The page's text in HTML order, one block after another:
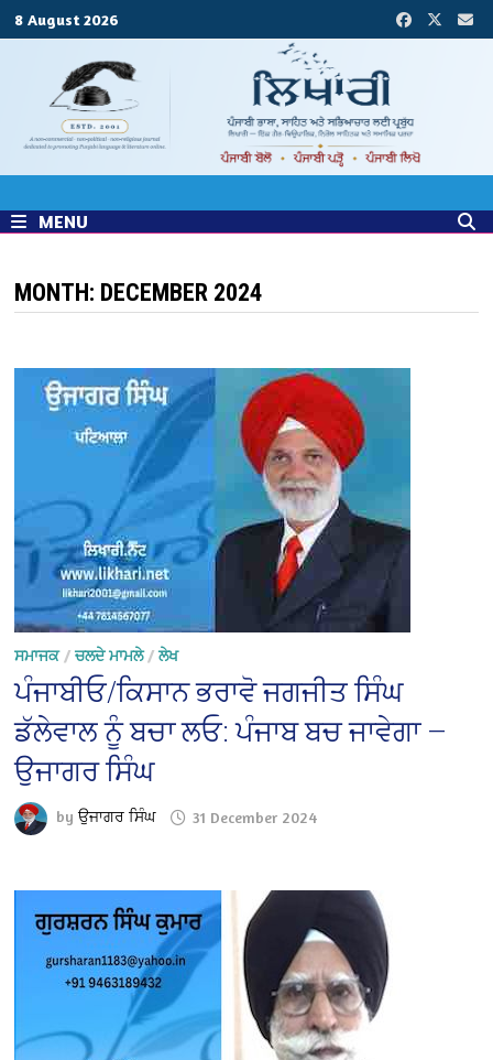
8 August 2026
MENU
MONTH: DECEMBER 2024
ਸਮਾਜਕ/ਚਲਦੇ ਮਾਮਲੇ/ਲੇਖ
ਪੰਜਾਬੀਓ/ਕਿਸਾਨ ਭਰਾਵੋ ਜਗਜੀਤ ਸਿੰਘ
ਡੱਲੇਵਾਲ ਨੂੰ ਬਚਾ ਲਓ: ਪੰਜਾਬ ਬਚ ਜਾਵੇਗਾ —
ਉਜਾਗਰ ਸਿੰਘ
byਉਜਾਗਰ ਸਿੰਘ 31 December 2024